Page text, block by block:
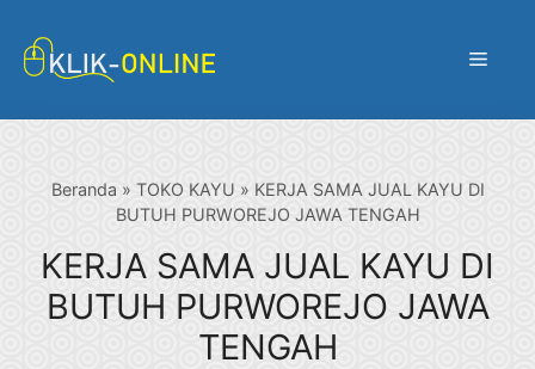
Menu
Beranda » TOKO KAYU » KERJA SAMA JUAL KAYU DI
BUTUH PURWOREJO JAWA TENGAH
KERJA SAMA JUAL KAYU DI
BUTUH PURWOREJO JAWA
TENGAH